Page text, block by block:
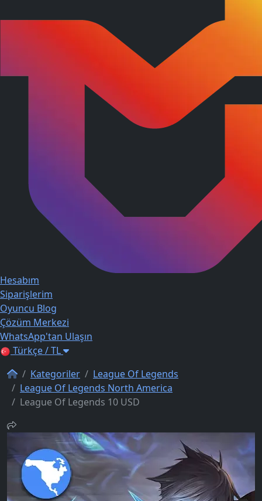
Hesabım
Siparişlerim
Oyuncu Blog
Çözüm Merkezi
WhatsApp'tan Ulaşın
Türkçe / TL
Kategoriler
League Of Legends
League Of Legends North America
League Of Legends 10 USD